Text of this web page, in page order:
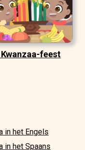
Kwanzaa-feest
in het Engels
in het Spaans